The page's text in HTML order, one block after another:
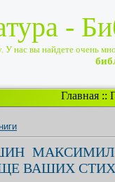
-
нас вы найдете очень
Главная ::
ВАШИХ